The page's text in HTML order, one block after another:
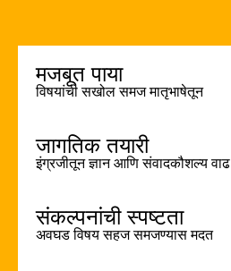
मजबूत पाया
विषयांची सखोल समज मातृभाषेतून
जागतिक तयारी
इंग्रजीतून ज्ञान आणि संवादकौशल्य वाढ
संकल्पनांची स्पष्टता
अवघड विषय सहज समजण्यास मदत